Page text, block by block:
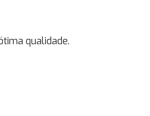
qualidade.